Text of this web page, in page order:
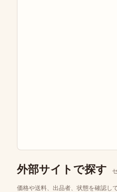
外部サイトで探す
価格や送料、出品者、状態を確認し